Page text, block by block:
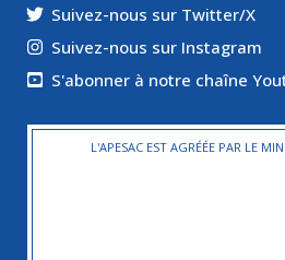
Suivez-nous sur Twitter/X
Suivez-nous sur Instagram
S'abonner à notre chaîne
L'APESAC EST AGRÉÉE PAR LE